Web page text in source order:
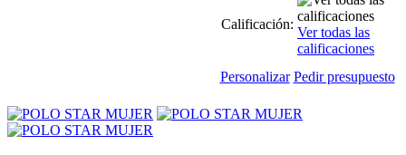
Calificación:
Ver todas las
calificaciones
Personalizar Pedir presupuesto